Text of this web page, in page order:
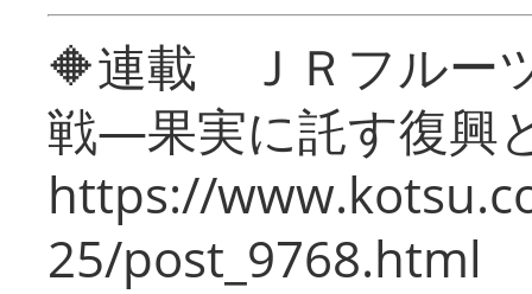
🔶連載 ＪＲフルー
戦―果実に託す復興
https://
25/post_9768.html